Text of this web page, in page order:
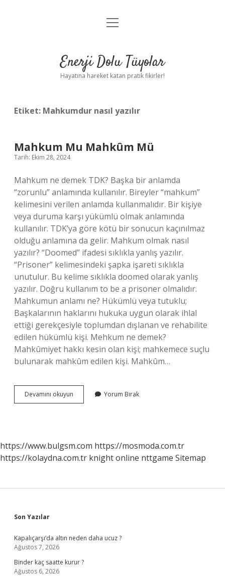
Anasayfa
Yasal Uyarı
menüyü
Enerji Dolu Tüyolar
Hayatına hareket katan pratik fikirler!
Etiket: Mahkumdur nasıl yazılır
Mahkum Mu Mahkûm Mü
Tarih: Ekim 28, 2024
Mahkum ne demek TDK? Başka bir anlamda
“zorunlu” anlamında kullanılır. Bireyler “mahkum”
kelimesini verilen anlamda kullanmalıdır. Bir kişiye
veya duruma karşı yükümlü olmak anlamında
kullanılır. TDK’ya göre kötü bir sonucun kaçınılmaz
olduğu anlamına da gelir. Mahkum olmak nasıl
yazılır? “Doomed” ifadesi sıklıkla yanlış yazılır.
“Prisoner” kelimesindeki şapka işareti sıklıkla
unutulur. Bu kelime sıklıkla doomed olarak yanlış
yazılır. Doğru kullanım to be a prisoner olmalıdır.
Mahkumun anlamı ne? Hükümlü veya tutuklu;
Başkalarının haklarını hukuka uygun olarak ihlal
ettiği gerekçesiyle toplumdan dışlanan ve rehabilite
edilen hükümlü kişi. Mehkum ne demek?
Mahkûmiyet hakkı kesin olan kişi; mahkemece suçlu
bulunarak mahkûm edilen kişi. Mahkûm…
Devamını okuyun Mahkum
Mu
Yorum Bırak
https://www.bulgsm.com https://mosmoda.com.tr
https://kolaydna.com.tr knight online nttgame Sitemap
Sidebar
Son Yazılar
Kapalıçarşı’da altın neden daha ucuz ?
Ağustos 7, 2026
Binder kaç saatte kurur ?
Ağustos 6, 2026